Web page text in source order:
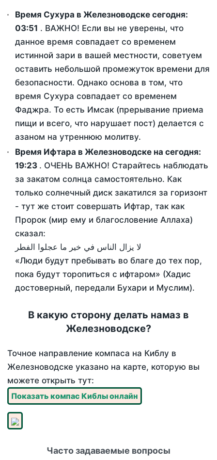
Время Сухура в Железноводске сегодня:
03:51 . ВАЖНО! Если вы не уверены, что
данное время совпадает со временем
истинной зари в вашей местности, советуем
оставить небольшой промежуток времени для
безопасности. Однако основа в том, что
время Сухура совпадает со временем
Фаджра. То есть Имсак (прерывание приема
пищи и всего, что нарушает пост) делается с
азаном на утреннюю молитву.
Время Ифтара в Железноводске на сегодня:
19:23 . ОЧЕНЬ ВАЖНО! Старайтесь наблюдать
за закатом солнца самостоятельно. Как
только солнечный диск закатился за горизонт
- тут же стоит совершать Ифтар, так как
Пророк (мир ему и благословение Аллаха)
сказал:
لا يزال الناس في خير ما عجلوا الفطر
«Люди будут пребывать во благе до тех пор,
пока будут торопиться с ифтаром» (Хадис
достоверный, передали Бухари и Муслим).
В какую сторону делать намаз в
Железноводске?
Точное направление компаса на Киблу в
Железноводске указано на карте, которую вы
можете открыть тут:
Показать компас Киблы онлайн
Часто задаваемые вопросы